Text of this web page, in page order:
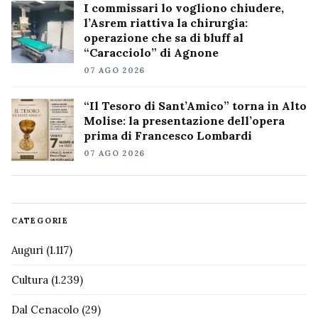
I commissari lo vogliono chiudere,
l’Asrem riattiva la chirurgia:
operazione che sa di bluff al
“Caracciolo” di Agnone
07 AGO 2026
“Il Tesoro di Sant’Amico” torna in Alto
Molise: la presentazione dell’opera
prima di Francesco Lombardi
07 AGO 2026
CATEGORIE
Auguri (1.117)
Cultura (1.239)
Dal Cenacolo (29)